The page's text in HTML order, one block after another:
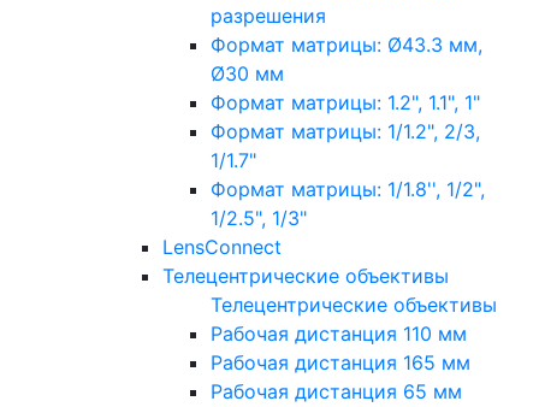
разрешения
Формат матрицы: Ø43.3 мм,
Ø30 мм
Формат матрицы: 1.2", 1.1", 1"
Формат матрицы: 1/1.2", 2/3,
1/1.7"
Формат матрицы: 1/1.8'', 1/2",
1/2.5", 1/3"
LensConnect
Телецентрические объективы
Телецентрические объективы
Рабочая дистанция 110 мм
Рабочая дистанция 165 мм
Рабочая дистанция 65 мм